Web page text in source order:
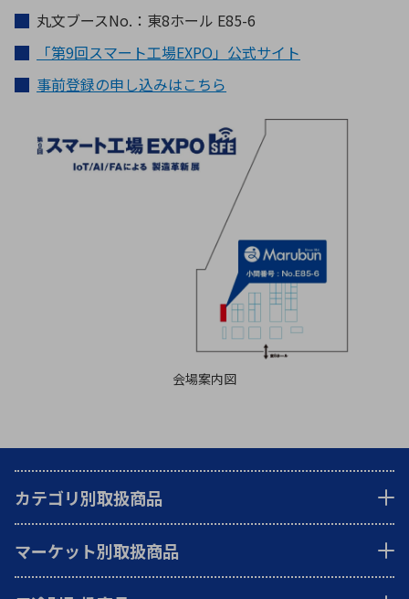
丸文ブースNo.：東8ホール E85-6
「第9回スマート工場EXPO」公式サイト
事前登録の申し込みはこちら
会場案内図
カテゴリ別取扱商品
マーケット別取扱商品